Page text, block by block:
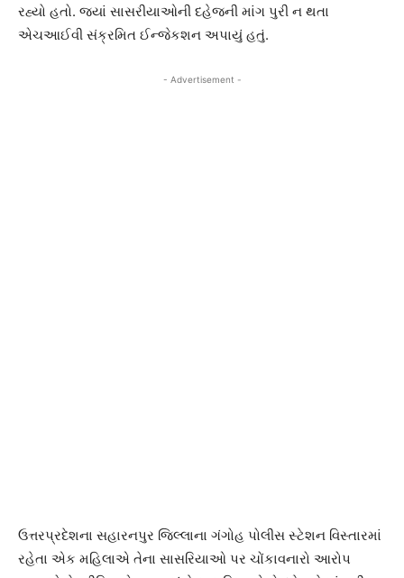
રહ્યો હતો. જ્યાં સાસરીયાઓની દહેજની માંગ પુરી ન થતા
એચઆઈવી સંક્રમિત ઈન્જેકશન અપાયું હતું.
- Advertisement -
ઉત્તરપ્રદેશના સહારનપુર જિલ્લાના ગંગોહ પોલીસ સ્ટેશન વિસ્તારમાં
રહેતા એક મહિલાએ તેના સાસરિયાઓ પર ચોંકાવનારો આરોપ